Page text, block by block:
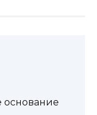
основание